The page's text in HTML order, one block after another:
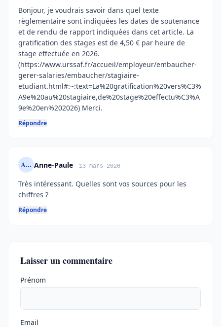
Bonjour, je voudrais savoir dans quel texte
règlementaire sont indiquées les dates de soutenance
et de rendu de rapport indiquées dans cet article. La
gratification des stages est de 4,50 € par heure de
stage effectuée en 2026.
(https://www.urssaf.fr/accueil/employeur/embaucher-
gerer-salaries/embaucher/stagiaire-
etudiant.html#:~:text=La%20gratification%20vers%C3%
A9e%20au%20stagiaire,de%20stage%20effectu%C3%A
9e%20en%202026) Merci.
Répondre
A... Anne-Paule 13 mars 2026
Très intéressant. Quelles sont vos sources pour les
chiffres ?
Répondre
Laisser un commentaire
Ne pas remplir
Prénom
Email